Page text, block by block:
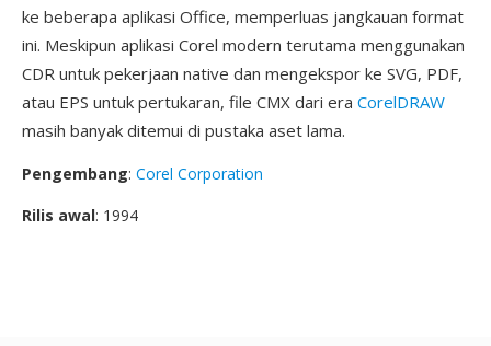
ke beberapa aplikasi Office, memperluas jangkauan format
ini. Meskipun aplikasi Corel modern terutama menggunakan
CDR untuk pekerjaan native dan mengekspor ke SVG, PDF,
atau EPS untuk pertukaran, file CMX dari era CorelDRAW
masih banyak ditemui di pustaka aset lama.
Pengembang: Corel Corporation
Rilis awal: 1994